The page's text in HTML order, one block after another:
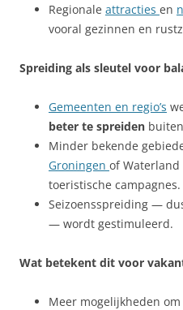
Regionale attracties en
vooral gezinnen en
Spreiding als sleutel voor
Gemeenten en regio’s
beter te spreiden buiten
Minder bekende
Groningen of
toeristische campagnes.
Seizoensspreiding —
— wordt gestimuleerd.
Wat betekent dit voor
Meer mogelijkheden